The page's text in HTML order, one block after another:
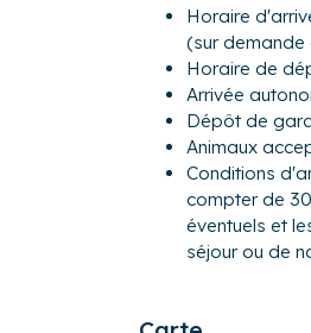
sol.
Pour ce qui est
vous être utiles :
- Transport en
voiture), vous y
- Gare la plus
900 m (5 min en
- Aéroport le plus
Nantes à 130 km
Horaire
(sur demande
Horaire de
Arrivée
Dépôt de
Animaux
Conditions
compter de
éventuels et
séjour ou de